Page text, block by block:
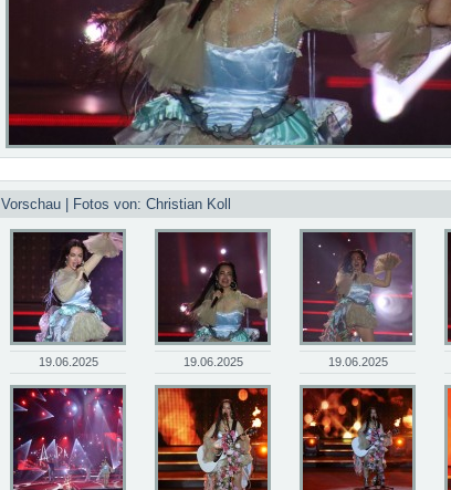
Vorschau | Fotos von: Christian Koll
19.06.2025 19.06.2025 19.06.2025